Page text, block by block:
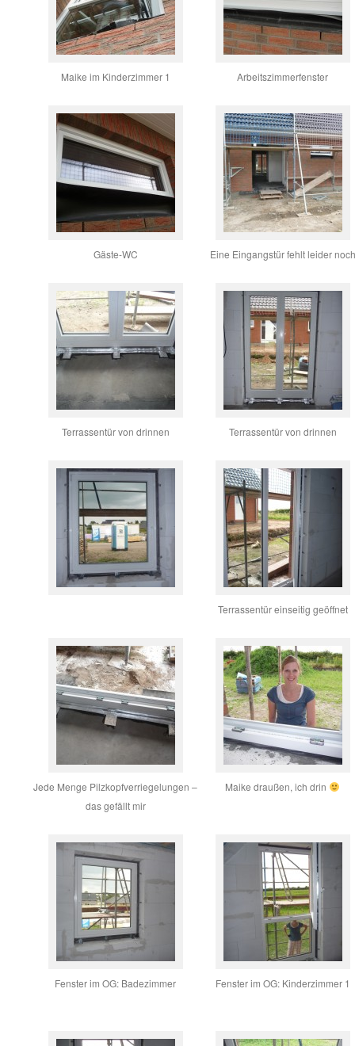
Maike im Kinderzimmer 1 Arbeitszimmerfenster
Gäste-WC Eine Eingangstür fehlt leider noch
Terrassentür von drinnen Terrassentür von drinnen
Terrassentür einseitig geöffnet
Jede Menge Pilzkopfverriegelungen –
das gefällt mir
Maike draußen, ich drin
Fenster im OG: Badezimmer Fenster im OG: Kinderzimmer 1